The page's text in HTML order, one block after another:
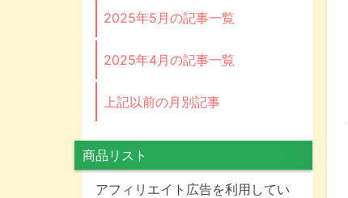
2025年5月の記事一覧
2025年4月の記事一覧
上記以前の月別記事
商品リスト
アフィリエイト広告を利用してい